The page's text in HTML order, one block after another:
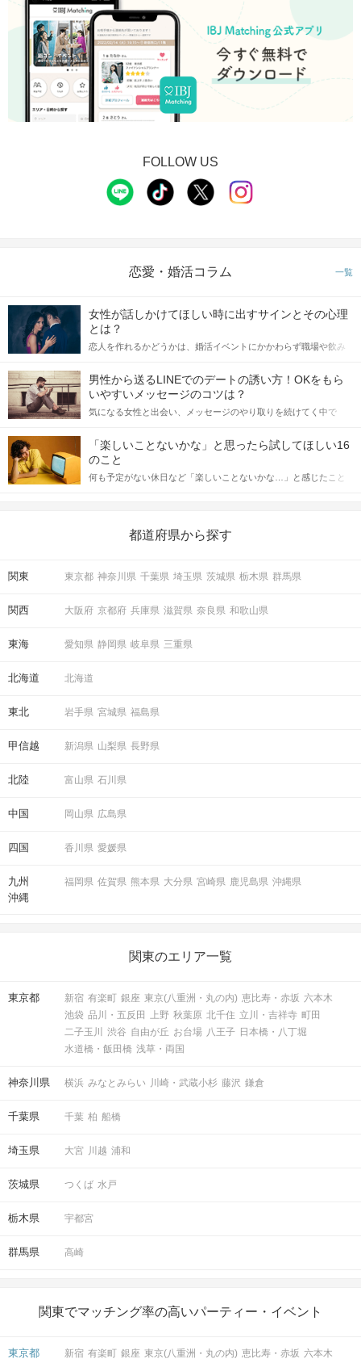
FOLLOW US
恋愛・婚活コラム 一覧
女性が話しかけてほしい時に出すサインとその心理
とは？
恋人を作れるかどうかは、婚活イベントにかかわらず職場や飲み
てアプローチできるかにも左右されます。 これから恋人作りを本
格的に始めようとしている方は、女性が異性を求めて出すサイン
をしっかりと理解し、正しい行動に移せるかどうかが重要。 この
記事では、女性が話しかけて欲しい時に出すサインとその心理を
合にどのような行動に繋げるべきかをご紹介していきます。
男性から送るLINEでのデートの誘い方！OKをもら
いやすいメッセージのコツは？
気になる女性と出会い、メッセージのやり取りを続けてく中で
しかし、中には「どう誘ったらいいの？」とお困りの男性もいら
っしゃるのではないでしょうか。 そこで今回は、男性から女性へ
送るLINEでのデートの誘い方のコツをご紹介します。例文も混じ
えながら解説するので、ぜひ参考にしてください。
「楽しいことないかな」と思ったら試してほしい16
のこと
何も予定がない休日など「楽しいことないかな…」と感じたこと
の楽しいことアイデアを集めました♪ いままさに楽しいことを探し
都道府県から探す
関東 東京都 神奈川県 千葉県 埼玉県 茨城県 栃木県 群馬県
関西 大阪府 京都府 兵庫県 滋賀県 奈良県 和歌山県
東海 愛知県 静岡県 岐阜県 三重県
北海道 北海道
東北 岩手県 宮城県 福島県
甲信越 新潟県 山梨県 長野県
北陸 富山県 石川県
中国 岡山県 広島県
四国 香川県 愛媛県
九州
沖縄
福岡県 佐賀県 熊本県 大分県 宮崎県 鹿児島県 沖縄県
関東のエリア一覧
東京都 新宿 有楽町 銀座 東京(八重洲・丸の内) 恵比寿・赤坂 六本木
池袋 品川・五反田 上野 秋葉原 北千住 立川・吉祥寺 町田
二子玉川
渋谷 自由が丘 お台場 八王子 日本橋・八丁堀
水道橋・飯田橋 浅草・両国
神奈川県 横浜 みなとみらい 川崎・武蔵小杉 藤沢 鎌倉
千葉県 千葉 柏 船橋
埼玉県 大宮 川越 浦和
茨城県 つくば 水戸
栃木県 宇都宮
群馬県 高崎
関東でマッチング率の高いパーティー・イベント
東京都 新宿 有楽町 銀座 東京(八重洲・丸の内) 恵比寿・赤坂 六本木